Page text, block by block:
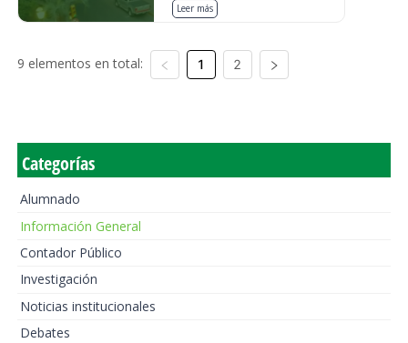
Leer más
9 elementos en total: 1 2
Categorías
Alumnado
Información General
Contador Público
Investigación
Noticias institucionales
Debates